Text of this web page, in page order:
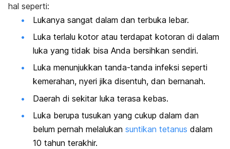
hal seperti:
Lukanya sangat dalam dan terbuka lebar.
Luka terlalu kotor atau terdapat kotoran di dalam
luka yang tidak bisa Anda bersihkan sendiri.
Luka menunjukkan tanda-tanda infeksi seperti
kemerahan, nyeri jika disentuh, dan bernanah.
Daerah di sekitar luka terasa kebas.
Luka berupa tusukan yang cukup dalam dan
belum pernah melalukan suntikan tetanus dalam
10 tahun terakhir.